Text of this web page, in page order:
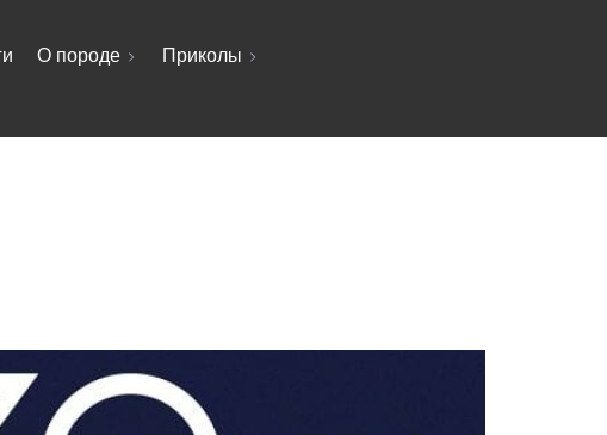
О породе
Приколы